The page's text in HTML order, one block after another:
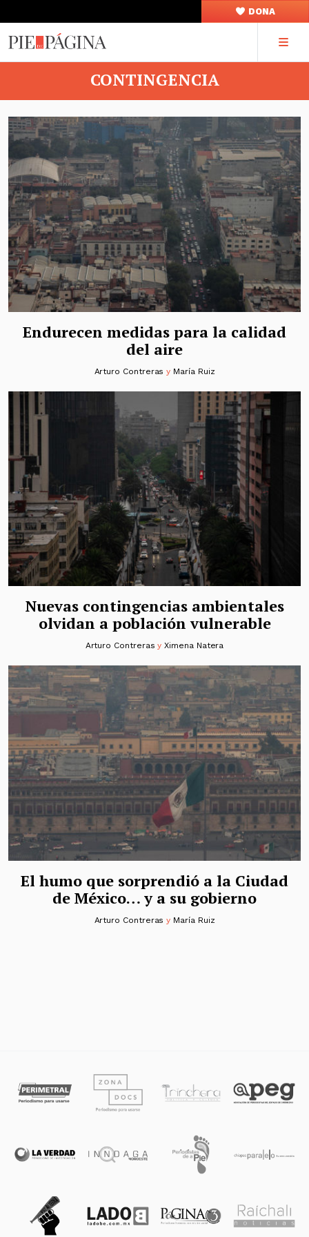
DONA
CONTINGENCIA
Endurecen medidas para la calidad
del aire
Arturo Contreras y María Ruiz
Nuevas contingencias ambientales
olvidan a población vulnerable
Arturo Contreras yXimena Natera
El humo que sorprendió a la Ciudad
de México… y a su gobierno
Arturo Contreras y María Ruiz